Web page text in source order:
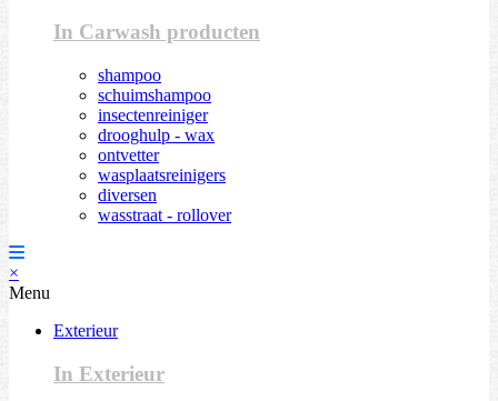
In Carwash producten
shampoo
schuimshampoo
insectenreiniger
drooghulp - wax
ontvetter
wasplaatsreinigers
diversen
wasstraat - rollover
×
Menu
Exterieur
In Exterieur